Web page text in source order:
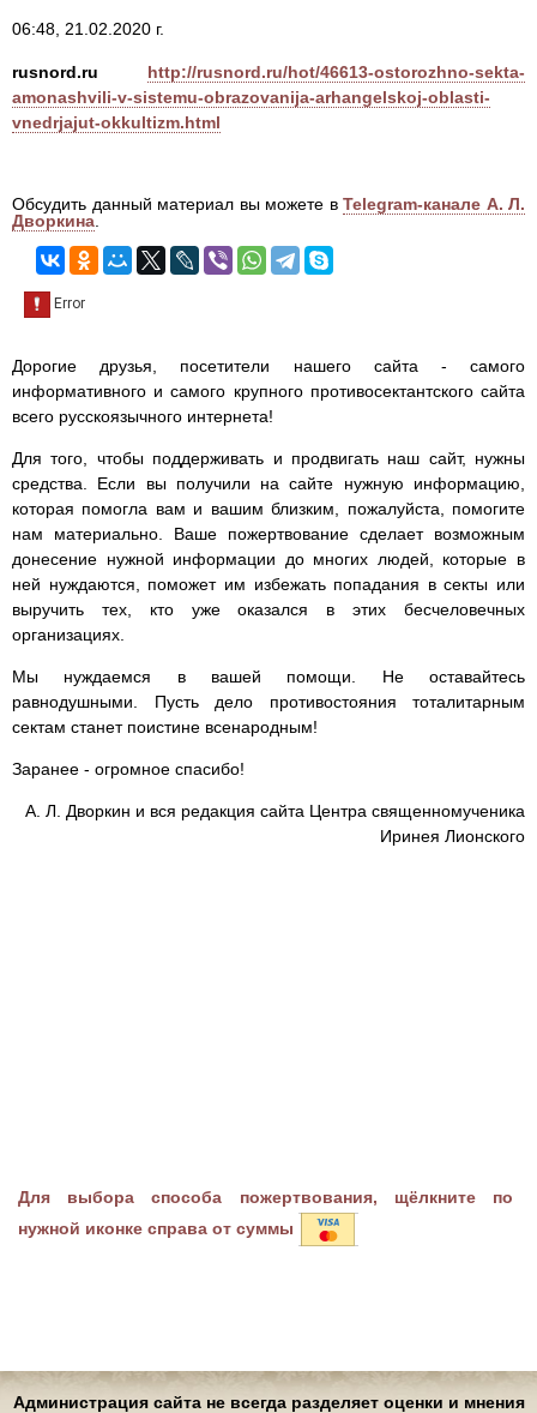
06:48, 21.02.2020 г.
rusnord.ru
http://rusnord.ru/hot/46613-ostorozhno-sekta-
amonashvili-v-sistemu-obrazovanija-arhangelskoj-oblasti-
vnedrjajut-okkultizm.html
Обсудить данный материал вы можете в Telegram-канале А. Л.
Дворкина
Дорогие друзья, посетители нашего сайта - самого
информативного и самого крупного противосектантского сайта
всего русскоязычного интернета!
Для того, чтобы поддерживать и продвигать наш сайт, нужны
средства. Если вы получили на сайте нужную информацию,
которая помогла вам и вашим близким, пожалуйста, помогите
нам материально. Ваше пожертвование сделает возможным
донесение нужной информации до многих людей, которые в
ней нуждаются, поможет им избежать попадания в секты или
выручить тех, кто уже оказался в этих бесчеловечных
организациях.
Мы нуждаемся в вашей помощи. Не оставайтесь
равнодушными. Пусть дело противостояния тоталитарным
сектам станет поистине всенародным!
Заранее - огромное спасибо!
А. Л. Дворкин и вся редакция сайта Центра священномученика
Иринея Лионского
Для выбора способа пожертвования, щёлкните по
нужной иконке справа от суммы
Администрация сайта не всегда разделяет оценки и мнения